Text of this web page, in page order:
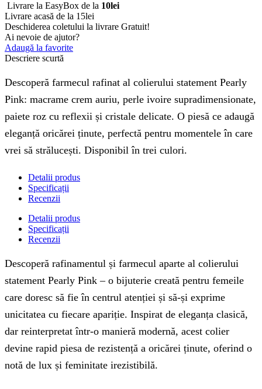
Livrare la EasyBox de la 10lei
Livrare acasă de la 15lei
Deschiderea coletului la livrare Gratuit!
Ai nevoie de ajutor?
Adaugă la favorite
Descriere scurtă
Descoperă farmecul rafinat al colierului statement Pearly
Pink: macrame crem auriu, perle ivoire supradimensionate,
paiete roz cu reflexii și cristale delicate. O piesă ce adaugă
eleganță oricărei ținute, perfectă pentru momentele în care
vrei să strălucești. Disponibil în trei culori.
Detalii produs
Specificații
Recenzii
Detalii produs
Specificații
Recenzii
Descoperă rafinamentul și farmecul aparte al colierului
statement Pearly Pink – o bijuterie creată pentru femeile
care doresc să fie în centrul atenției și să-și exprime
unicitatea cu fiecare apariție. Inspirat de eleganța clasică,
dar reinterpretat într-o manieră modernă, acest colier
devine rapid piesa de rezistență a oricărei ținute, oferind o
notă de lux și feminitate irezistibilă.